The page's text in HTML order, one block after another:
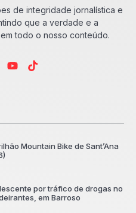
de integridade jornalística e
que a verdade e a
todo o nosso conteúdo.
Mountain Bike de Sant’Ana
por tráfico de drogas no
em Barroso